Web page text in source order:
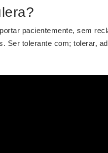
pacientemente, sem
Ser tolerante com; tolerar,